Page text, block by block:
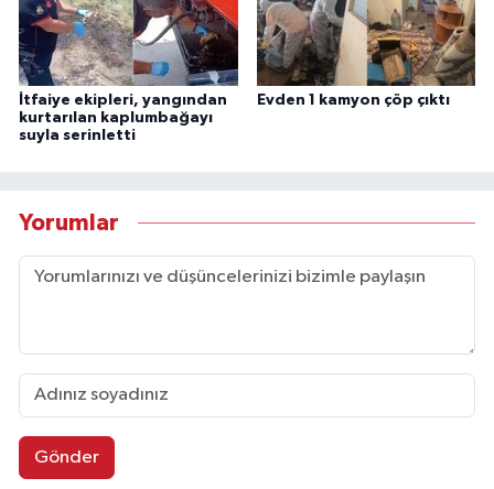
İtfaiye ekipleri, yangından
kurtarılan kaplumbağayı
suyla serinletti
Evden 1 kamyon çöp çıktı
Yorumlar
Gönder